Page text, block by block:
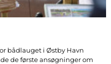
bådlauget i Østby Havn
de første ansøgninger om